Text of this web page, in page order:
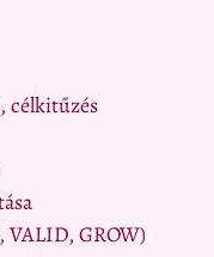
célkitűzés
VALID, GROW)